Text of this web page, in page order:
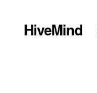
HiveMind